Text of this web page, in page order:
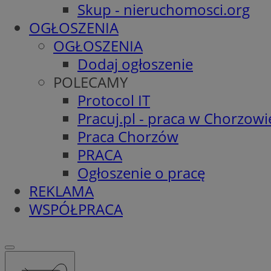
Skup - nieruchomosci.org
OGŁOSZENIA
OGŁOSZENIA
Dodaj ogłoszenie
POLECAMY
Protocol IT
Pracuj.pl - praca w
Praca Chorzów
PRACA
Ogłoszenie o pracę
REKLAMA
WSPÓŁPRACA